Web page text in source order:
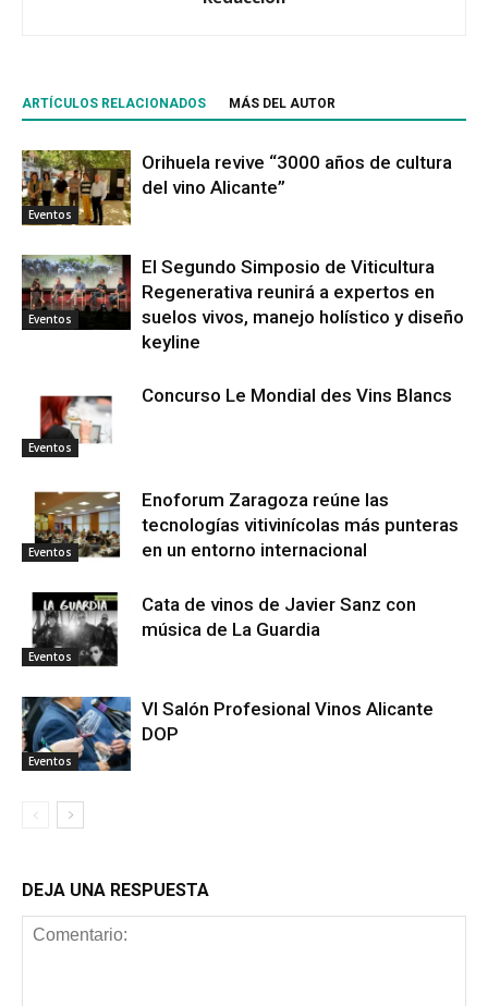
ARTÍCULOS RELACIONADOS MÁS DEL AUTOR
Eventos
Orihuela revive “3000 años de cultura
del vino Alicante”
Eventos
El Segundo Simposio de Viticultura
Regenerativa reunirá a expertos en
suelos vivos, manejo holístico y diseño
keyline
Eventos
Concurso Le Mondial des Vins Blancs
Eventos
Enoforum Zaragoza reúne las
tecnologías vitivinícolas más punteras
en un entorno internacional
Eventos
Cata de vinos de Javier Sanz con
música de La Guardia
Eventos
VI Salón Profesional Vinos Alicante
DOP
DEJA UNA RESPUESTA